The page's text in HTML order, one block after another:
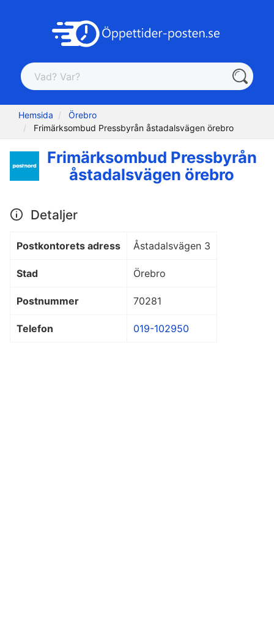
Hemsida
Örebro
Frimärksombud Pressbyrån åstadalsvägen örebro
Frimärksombud Pressbyrån
åstadalsvägen örebro
Detaljer
Postkontorets adress Åstadalsvägen 3
Stad Örebro
Postnummer 70281
Telefon 019-102950